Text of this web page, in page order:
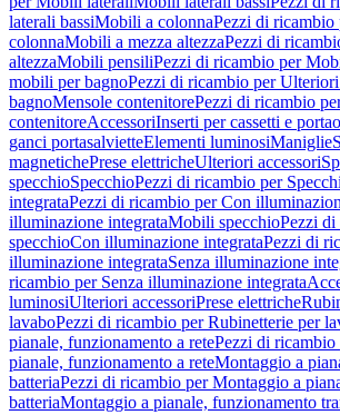
laterali bassiMobili a colonnaPezzi di
colonnaMobili a mezza altezzaPezzi di
altezzaMobili pensiliPezzi di ricambio per
mobili per bagnoPezzi di ricambio per
bagnoMensole contenitorePezzi di ricambio
contenitoreAccessoriInserti per cassetti e
ganci portasalvietteElementi luminosiManiglie
magnetichePrese elettricheUlteriori accessori
specchioSpecchioPezzi di ricambio per
integrataPezzi di ricambio per Con
illuminazione integrataMobili specchioPezzi
specchioCon illuminazione integrataPezzi di
illuminazione integrataSenza illuminazione
ricambio per Senza illuminazione integrata
luminosiUlteriori accessoriPrese elettriche
lavaboPezzi di ricambio per Rubinetterie per
pianale, funzionamento a retePezzi di
pianale, funzionamento a reteMontaggio a
batteriaPezzi di ricambio per Montaggio a
batteriaMontaggio a pianale, funzionamento